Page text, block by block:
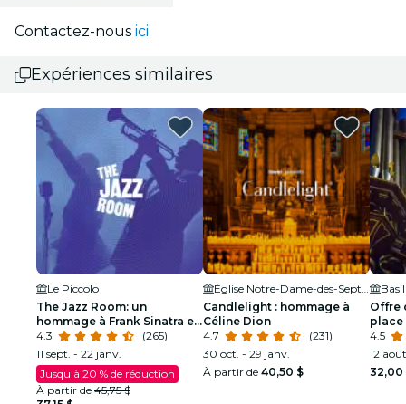
Contactez-nous ici
Expériences similaires
Le Piccolo
The Jazz Room: un
hommage à Frank Sinatra et
à Louis Armstrong
4.3
(265)
11 sept. - 22 janv.
Jusqu'à 20 % de réduction
À partir de 45,75 $
Église Notre-Dame-des-Sept-Douleurs
Candlelight : hommage à
Céline Dion
4.7
(231)
30 oct. - 29 janv.
À partir de 40,50 $
Offre
place
visite
4.5
12
32,00